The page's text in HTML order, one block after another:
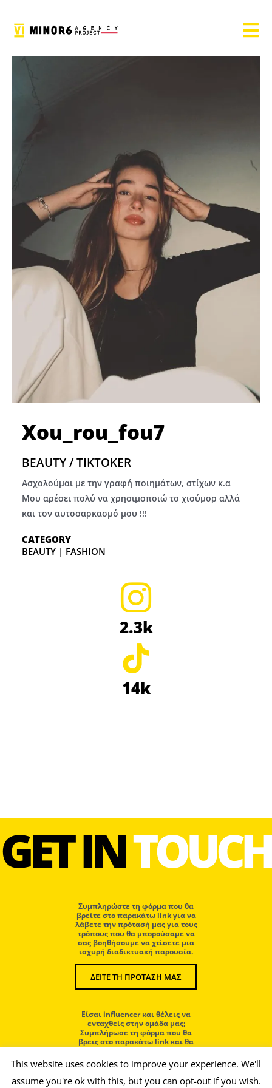
Xou_rou_fou7
BEAUTY / TIKTOKER
Ασχολούμαι με την γραφή ποιημάτων, στίχων κ.α
Μου αρέσει πολύ να χρησιμοποιώ το χιούμορ αλλά
και τον αυτοσαρκασμό μου !!!
CATEGORY
BEAUTY | FASHION
2.3k
14k
GET INTOUCH
Συμπληρώστε τη φόρμα που θα
βρείτε στο παρακάτω link για να
λάβετε την πρότασή μας για τους
τρόπους που θα μπορούσαμε να
σας βοηθήσουμε να χτίσετε μια
ισχυρή διαδικτυακή παρουσία.
ΔΕΙΤΕ ΤΗ ΠΡΟΤΑΣΗ ΜΑΣ
Eίσαι influencer και θέλεις να
ενταχθείς στην ομάδα μας;
Συμπλήρωσε τη φόρμα που θα
βρεις στο παρακάτω link και θα
επικοινωνήσουμε μαζί σου.
ΜΠΕΣ ΣΤΗΝ ΟΜΑΔΑ ΜΑΣ
This website uses cookies to improve your experience. We'll
assume you're ok with this, but you can opt-out if you wish.